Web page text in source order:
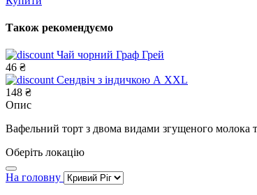
Також рекомендуємо
Чай чорний Граф Грей
46 ₴
Сендвіч з індичкою А XXL
148 ₴
Опис
Вафельний торт з двома видами згущеного молока
Оберіть локацію
На головну